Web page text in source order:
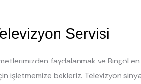
Servisi
faydalanmak ve Bingöl
işletmemize bekleriz. Televizyon